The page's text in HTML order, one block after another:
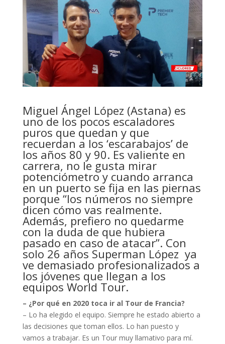
Miguel Ángel López (Astana) es
uno de los pocos escaladores
puros que quedan y que
recuerdan a los ‘escarabajos’ de
los años 80 y 90. Es valiente en
carrera, no le gusta mirar
potenciómetro y cuando arranca
en un puerto se fija en las piernas
porque “los números no siempre
dicen cómo vas realmente.
Además, prefiero no quedarme
con la duda de que hubiera
pasado en caso de atacar”. Con
solo 26 años Superman López ya
ve demasiado profesionalizados a
los jóvenes que llegan a los
equipos World Tour.
– ¿Por qué en 2020 toca ir al Tour de Francia?
– Lo ha elegido el equipo. Siempre he estado abierto a
las decisiones que toman ellos. Lo han puesto y
vamos a trabajar. Es un Tour muy llamativo para mí.